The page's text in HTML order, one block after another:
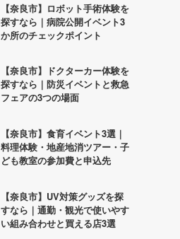
【奈良市】ロボット手術体験を
探すなら｜病院公開イベント3
か所のチェックポイント
【奈良市】ドクターカー体験を
探すなら｜防災イベントと救急
フェアの3つの場面
【奈良市】食育イベント3選｜
料理体験・地産地消ツアー・子
ども教室の参加費と申込先
【奈良市】UV対策グッズを探
すなら｜通勤・観光で使いやす
い組み合わせと買える店3選